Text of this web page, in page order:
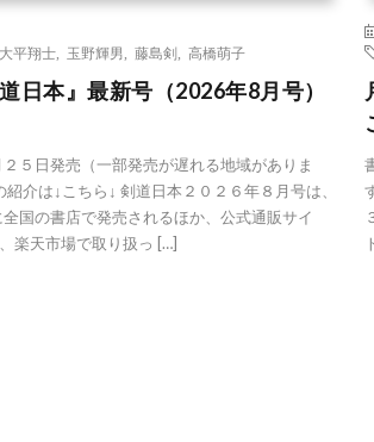
大平翔士 玉野輝男 藤島剣 高橋萌子
日本』最新号（2026年8月号）
５日発売（一部発売が遅れる地域がありま
紹介は↓こちら↓ 剣道日本２０２６年８月号は、
全国の書店で発売されるほか、公式通販サイ
楽天市場で取り扱っ […]